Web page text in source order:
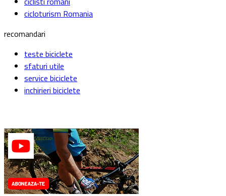
cicloturism Romania
recomandari
teste biciclete
sfaturi utile
service biciclete
inchirieri biciclete